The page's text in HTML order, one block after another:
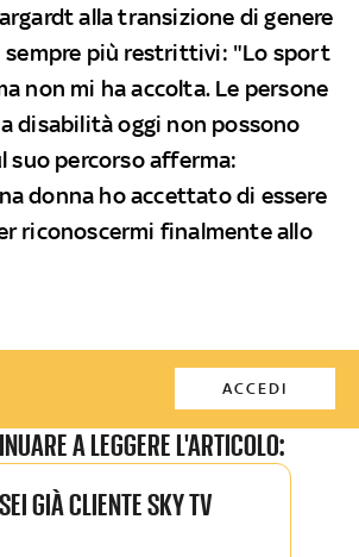
alla transizione di genere
sempre più restrittivi: "Lo sport
non mi ha accolta. Le persone
disabilità oggi non possono
suo percorso afferma:
donna ho accettato di essere
riconoscermi finalmente allo
ACCEDI
A LEGGERE L'ARTICOLO:
GIÀ CLIENTE SKY TV